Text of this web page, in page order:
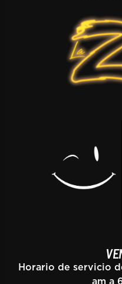
Horario de servicio
am a